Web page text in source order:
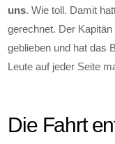
uns. Wie toll. Damit
gerechnet. Der
geblieben und hat das
Leute auf jeder Seite
Die Fahrt